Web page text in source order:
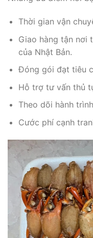
Thời gian vận
Giao hàng tận nơi
của Nhật Bản.
Đóng gói đạt tiêu
Hỗ trợ tư vấn thủ
Theo dõi hành
Cước phí cạnh